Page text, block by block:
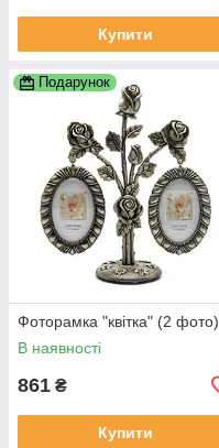
Купити
Подарунок
Фоторамка "квітка" (2 фото)
В наявності
861 ₴
Купити